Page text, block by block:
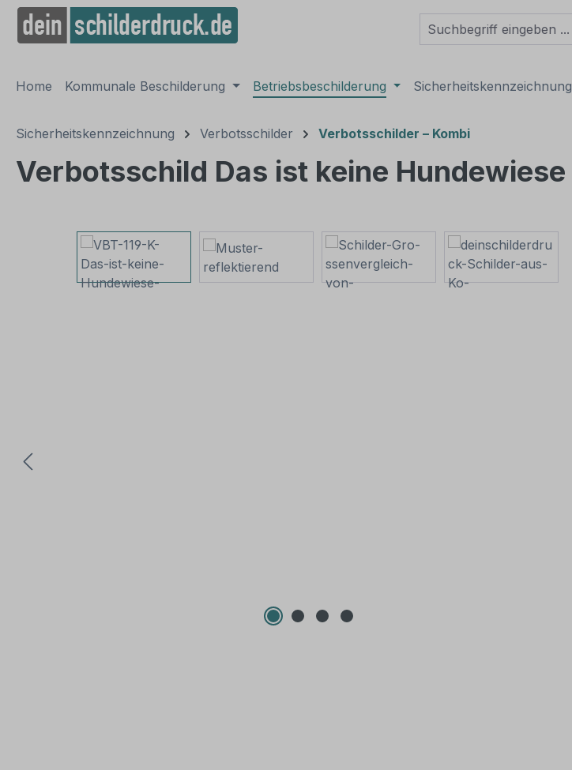
Zur Hauptnavigation springen
Home Kommunale Beschilderung Betriebsbeschilderung Sicherheitskennzeichnung
Sicherheitskennzeichnung Verbotsschilder Verbotsschilder – Kombi
Verbotsschild Das ist keine Hundewiese
Bildergalerie überspringen